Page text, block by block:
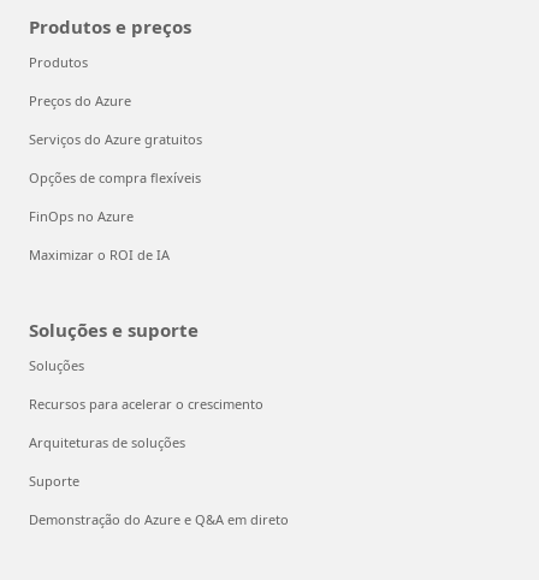
Produtos e preços
Produtos
Preços do Azure
Serviços do Azure gratuitos
Opções de compra flexíveis
FinOps no Azure
Maximizar o ROI de IA
Soluções e suporte
Soluções
Recursos para acelerar o crescimento
Arquiteturas de soluções
Suporte
Demonstração do Azure e Q&A em direto